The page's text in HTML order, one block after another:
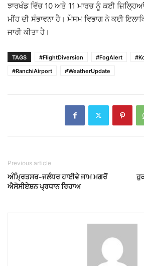
ਝਾਰਖੰਡ ਵਿੱਚ 10 ਅਤੇ 11 ਮਾਰਚ ਨੂੰ ਕਈ
ਮੀਂਹ ਦੀ ਸੰਭਾਵਨਾ ਹੈ। ਮੌਸਮ ਵਿਭਾਗ ਨੇ ਕਈ
ਜਾਰੀ ਕੀਤਾ ਹੈ।
TAGS #FlightDiversion #FogAlert
#RanchiAirport
#WeatherUpdate
Previous article
ਅੰਮ੍ਰਿਤਸਰ-ਜਲੰਧਰ ਹਾਈਵੇ ਜਾਮ ਮਗਰੋਂ
ਐਸੋਸੀਏਸ਼ਨ ਪ੍ਰਧਾਨ ਰਿਹਾਅ